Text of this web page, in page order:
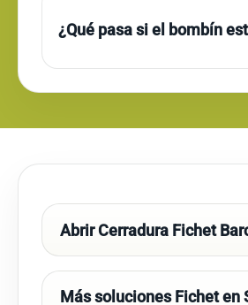
¿Qué pasa si el bombín
Abrir Cerradura Fichet
Más soluciones Fichet en